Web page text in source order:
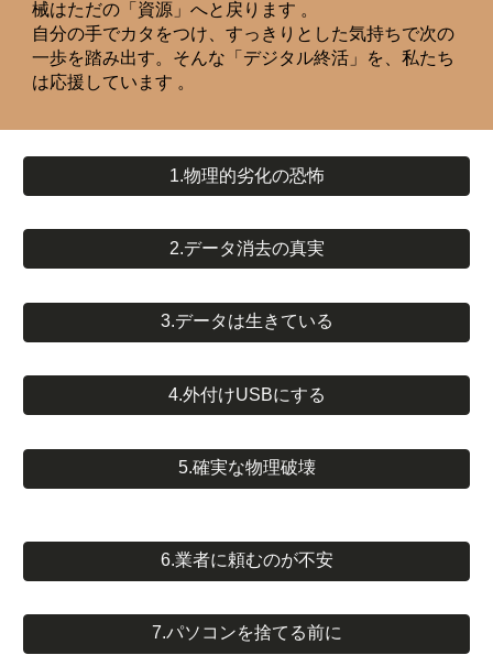
械はただの「資源」へと戻ります 。
自分の手でカタをつけ、すっきりとした気持ちで次の
一歩を踏み出す。そんな「デジタル終活」を、私たち
は応援しています 。
1.物理的劣化の恐怖
2.データ消去の真実
3.データは生きている
4.外付けUSBにする
5.確実な物理破壊
6.業者に頼むのが不安
7.パソコンを捨てる前に